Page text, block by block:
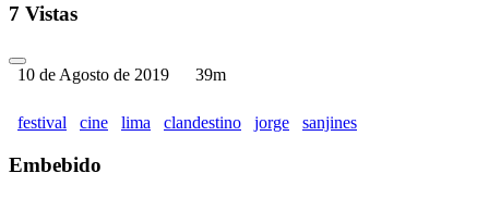
7 Vistas
10 de Agosto de 2019 39m
festival cine lima clandestino jorge sanjines
Embebido